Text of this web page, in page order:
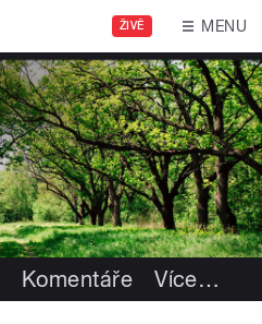
ŽIVĚ MENU
Komentáře Více…